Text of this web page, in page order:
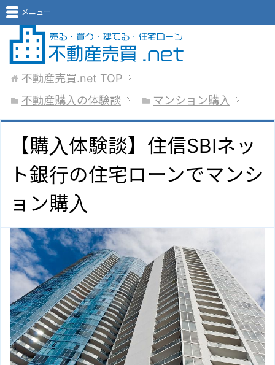
メニュー
不動産売買.net TOP
不動産購入の体験談
マンション購入
【購入体験談】住信SBIネッ
ト銀行の住宅ローンでマンシ
ョン購入